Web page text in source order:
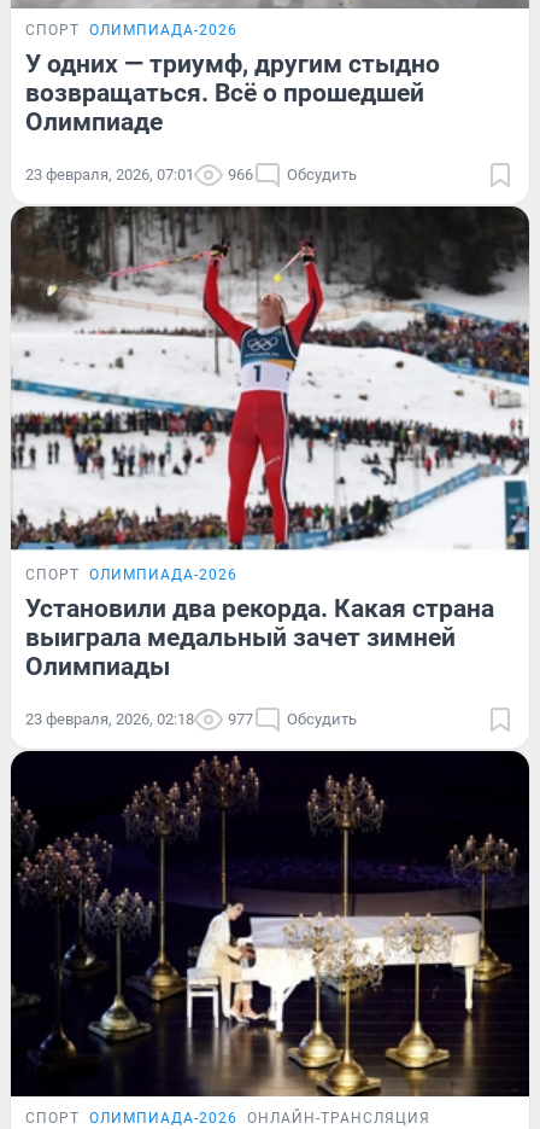
СПОРТ ОЛИМПИАДА-2026
У одних — триумф, другим стыдно
возвращаться. Всё о прошедшей
Олимпиаде
23 февраля, 2026, 07:01 966 Обсудить
СПОРТ ОЛИМПИАДА-2026
Установили два рекорда. Какая страна
выиграла медальный зачет зимней
Олимпиады
23 февраля, 2026, 02:18 977 Обсудить
СПОРТ ОЛИМПИАДА-2026 ОНЛАЙН-ТРАНСЛЯЦИЯ